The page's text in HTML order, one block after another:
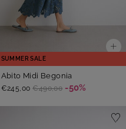
SUMMER SALE
Abito Midi Begonia
€245,00 €490,00 -50%